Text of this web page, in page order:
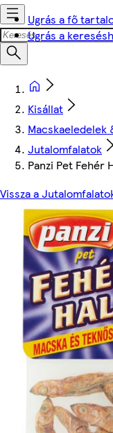
Ugrás a fő
Ugrás a
Kisállat
Macskaeledelek
Jutalomfalatok
Panzi Pet Fehér
Vissza a